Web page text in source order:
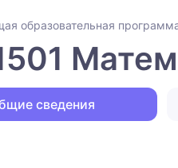
образовательная
сведения